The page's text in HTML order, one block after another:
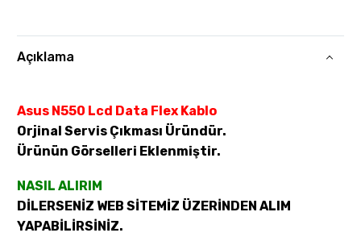
Açıklama
Asus N550 Lcd Data Flex Kablo
Orjinal Servis Çıkması Üründür.
Ürünün Görselleri Eklenmiştir.
NASIL ALIRIM
DİLERSENİZ WEB SİTEMİZ ÜZERİNDEN ALIM
YAPABİLİRSİNİZ.